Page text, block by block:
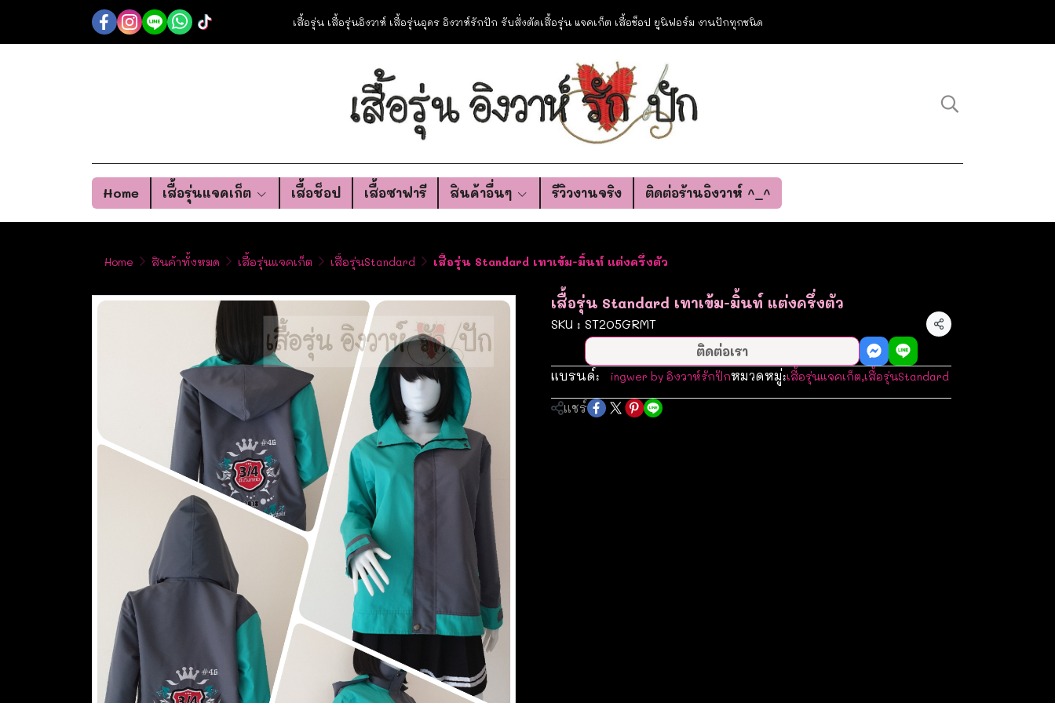
เสื้อรุ่น เสื้อรุ่นอิงวาห์ เสื้อรุ่นอุดร อิงวาห์รักปัก รับสั่งตัดเสื้อรุ่น แจคเก็ต เสื้อช็อป ยูนิฟอร์ม งานปักทุกชนิด
Home เสื้อรุ่นแจคเก็ต เสื้อช็อป เสื้อซาฟารี สินค้าอื่นๆ รีวิวงานจริง ติดต่อร้านอิงวาห์ ^_^
Home สินค้าทั้งหมด เสื้อรุ่นแจคเก็ต เสื้อรุ่นStandard เสื้อรุ่น Standard เทาเข้ม-มิ้นท์ แต่งครึ่งตัว
เสื้อรุ่น Standard เทาเข้ม-มิ้นท์ แต่งครึ่งตัว
SKU : ST205GRMT
แชร์
ติดต่อเรา
แบรนด์:
ingwer by อิงวาห์รักปักหมวดหมู่:เสื้อรุ่นแจคเก็ต,เสื้อรุ่นStandard
แชร์